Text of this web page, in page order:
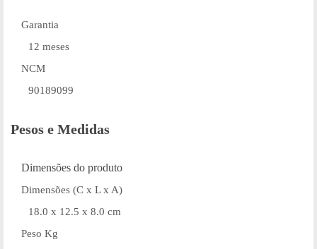
Garantia
12 meses
NCM
90189099
Pesos e Medidas
Dimensões do produto
Dimensões (C x L x A)
18.0 x 12.5 x 8.0 cm
Peso Kg